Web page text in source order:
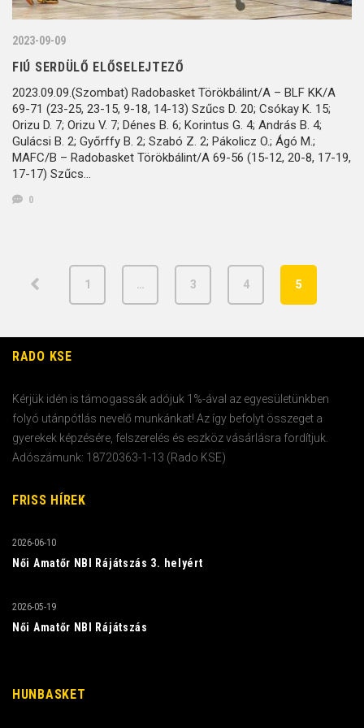
2023-09-09
FIÚ SERDÜLŐ ELŐSELEJTEZŐ
2023.09.09.(Szombat) Radobasket Törökbálint/A – BLF KK/A
69-71 (23-25, 23-15, 9-18, 14-13) Szűcs D. 20; Csókay K. 15;
Orizu D. 7; Orizu V. 7; Dénes B. 6; Korintus G. 4; András B. 4;
Gulácsi B. 2; Győrffy B. 2; Szabó Z. 2; Pákolicz O.; Ágó M.;
MAFC/B – Radobasket Törökbálint/A 69-56 (15-12, 20-8, 17-19,
17-17) Szűcs…
0
1 3 4 5
RADO KSE
Kérjük idén is támogassák adójuk 1%-ával az egyesületünkben
folyó utánpótlás nevelő munkánkat! Az így befolyt összeget a
gyerekek képzésére, felszerelés és eszköz vásárlásra fordítjuk.
Adószámunk: 18720363-1-13 (Rado KSE)
FRISS HÍREK
Női Amatőr NBI Rájátszás 3. helyért
2026-06-10
Női Amatőr NBI Rájátszás
2026-05-19
HUNBASKET